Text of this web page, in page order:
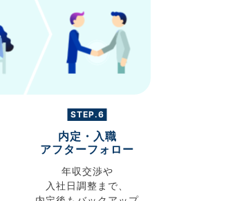
STEP.6
内定・入職
アフターフォロー
年収交渉や
入社日調整まで、